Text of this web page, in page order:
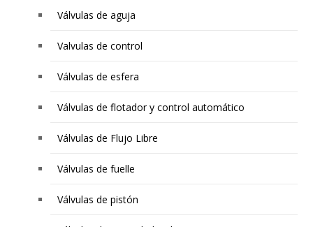
Válvulas de aguja
Valvulas de control
Válvulas de esfera
Válvulas de flotador y control automático
Válvulas de Flujo Libre
Válvulas de fuelle
Válvulas de pistón